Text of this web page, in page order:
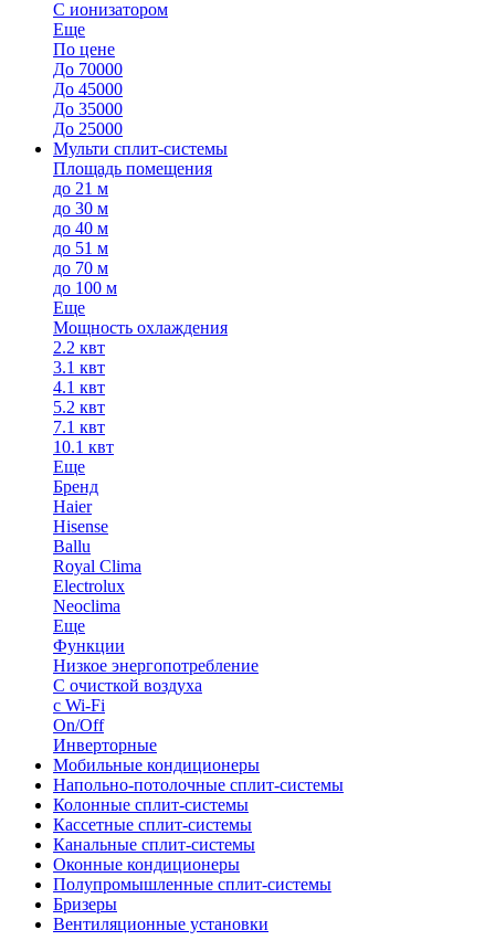
С ионизатором
Еще
По цене
До 70000
До 45000
До 35000
До 25000
Мульти сплит-системы
Площадь помещения
до 21 м
до 30 м
до 40 м
до 51 м
до 70 м
до 100 м
Еще
Мощность охлаждения
2.2 квт
3.1 квт
4.1 квт
5.2 квт
7.1 квт
10.1 квт
Еще
Бренд
Haier
Hisense
Ballu
Royal Clima
Electrolux
Neoclima
Еще
Функции
Низкое энергопотребление
С очисткой воздуха
с Wi-Fi
On/Off
Инверторные
Мобильные кондиционеры
Напольно-потолоч​ные ​сплит-системы
Колонные ​​сплит-системы
Кассетные сплит-системы
Канальные сплит-системы
Оконные кондиционеры
Полупромышленные сплит-системы
Бризеры
Вентиляционные установки